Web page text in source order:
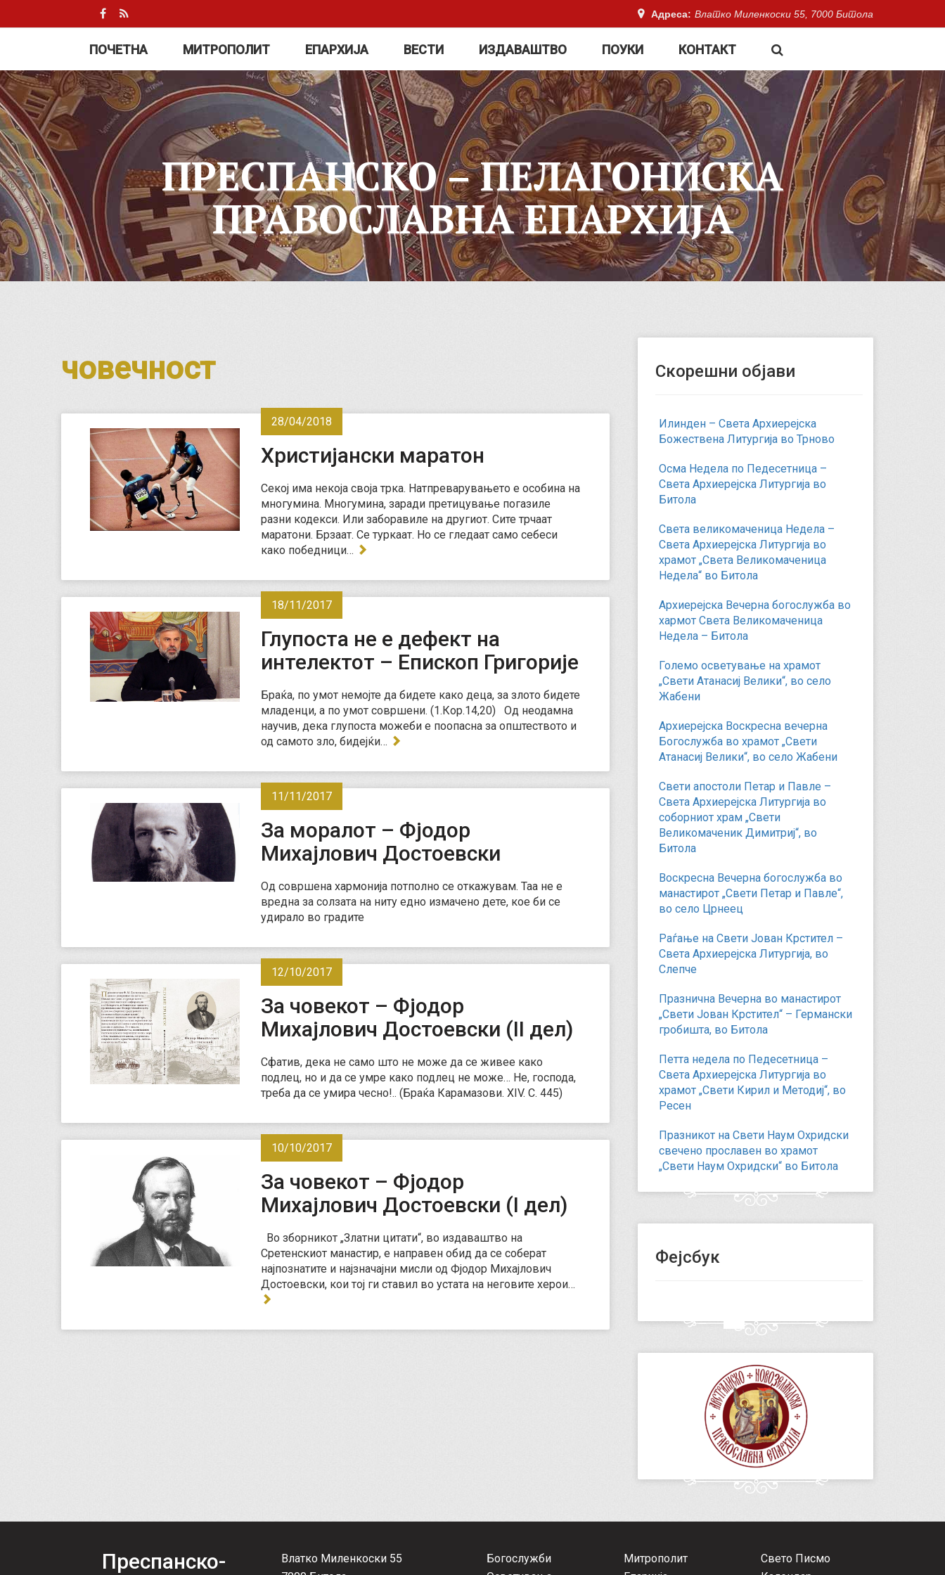
Адреса: Влатко Миленкоски 55, 7000 Битола
ПОЧЕТНА МИТРОПОЛИТ ЕПАРХИЈА ВЕСТИ ИЗДАВАШТВО ПОУКИ КОНТАКТ
ПРЕСПАНСКО – ПЕЛАГОНИСКА
ПРАВОСЛАВНА ЕПАРХИЈА
човечност
28/04/2018
Христијански маратон
Секој има некоја своја трка. Натпреварувањето е особина на
многумина. Многумина, заради претицување погазиле
разни кодекси. Или заборавиле на другиот. Сите трчаат
маратони. Брзаат. Се туркаат. Но се гледаат само себеси
како победници…
18/11/2017
Глупоста не е дефект на
интелектот – Епископ Григорије
Браќа, по умот немојте да бидете како деца, за злото бидете
младенци, а по умот совршени. (1.Кор.14,20) Од неодамна
научив, дека глупоста можеби е поопасна за општеството и
од самото зло, бидејќи…
11/11/2017
За моралот – Фјодор
Михајлович Достоевски
Од совршена хармонија потполно се откажувам. Таа не е
вредна за солзата на ниту едно измачено дете, кое би се
удирало во градите
12/10/2017
За човекот – Фјодор
Михајлович Достоевски (II дел)
Сфатив, дека не само што не може да се живее како
подлец, но и да се умрe како подлец не може… Не, господа,
треба да се умира чесно!.. (Браќа Карамазови. XIV. С. 445)
10/10/2017
За човекот – Фјодор
Михајлович Достоевски (I дел)
Во зборникот „Златни цитати“, во издаваштво на
Сретенскиот манастир, е направен обид да се соберат
најпознатите и најзначајни мисли од Фјодор Михајлович
Достоевски, кои тој ги ставил во устата на неговите херои…
Скорешни објави
Илинден – Света Архиерејска
Божествена Литургија во Трново
Осма Недела по Педесетница –
Света Архиерејска Литургија во
Битола
Света великомаченица Недела –
Света Архиерејска Литургија во
храмот „Света Великомаченица
Недела“ во Битола
Архиерејска Вечерна богослужба во
хармот Света Великомаченица
Недела – Битола
Големо осветување на храмот
„Свети Атанасиј Велики“, во село
Жабени
Архиерејска Воскресна вечерна
Богослужба во храмот „Свети
Атанасиј Велики“, во село Жабени
Свети апостоли Петар и Павле –
Света Архиерејска Литургија во
соборниот храм „Свети
Великомаченик Димитриј“, во
Битола
Воскресна Вечерна богослужба во
манастирот „Свети Петар и Павле“,
во село Црнеец
Раѓање на Свети Јован Крстител –
Света Архиерејска Литургија, во
Слепче
Празнична Вечерна во манастирот
„Свети Јован Крстител“ – Германски
гробишта, во Битола
Петта недела по Педесетница –
Света Архиерејска Литургија во
храмот „Свети Кирил и Методиј“, во
Ресен
Празникот на Свети Наум Охридски
свечено прославен во храмот
„Свети Наум Охридски“ во Битола
Фејсбук
Преспанско-
Влатко Миленкоски 55
Богослужби
Митрополит
Свето Писмо